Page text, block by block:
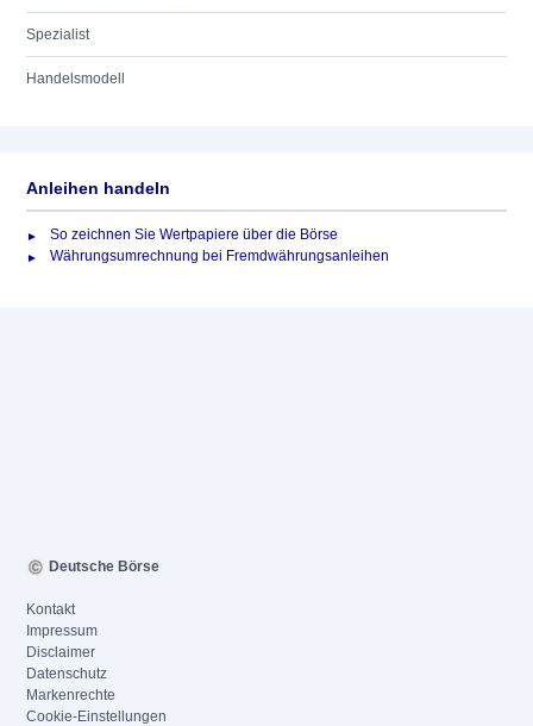
Spezialist
Handelsmodell
Anleihen handeln
So zeichnen Sie Wertpapiere über die Börse
Währungsumrechnung bei Fremdwährungsanleihen
Deutsche Börse
Kontakt
Impressum
Disclaimer
Datenschutz
Markenrechte
Cookie-Einstellungen